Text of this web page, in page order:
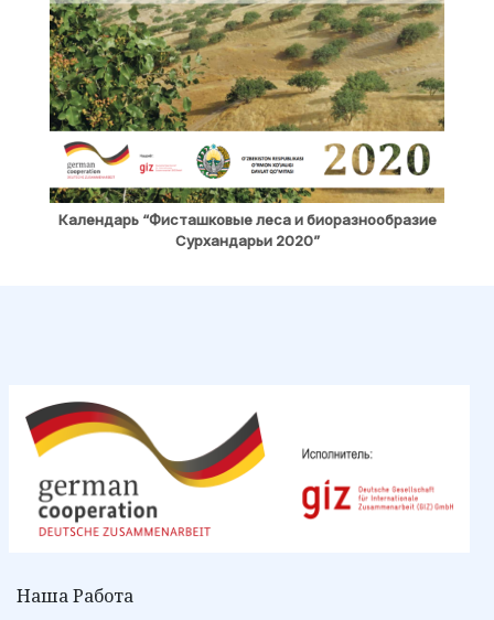
Календарь “Фисташковые леса и биоразнообразие
Сурхандарьи 2020”
Наша Работа